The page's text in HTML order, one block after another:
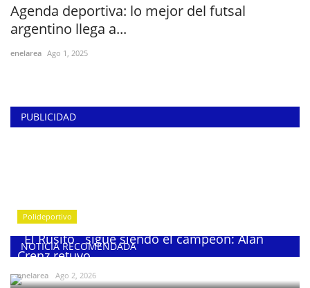
Agenda deportiva: lo mejor del futsal
argentino llega a...
enelarea Ago 1, 2025
PUBLICIDAD
NOTICIA RECOMENDADA
Polideportivo
¨El Rusito¨ sigue siendo el campeón: Alan
Crenz retuvo...
enelarea Ago 2, 2026